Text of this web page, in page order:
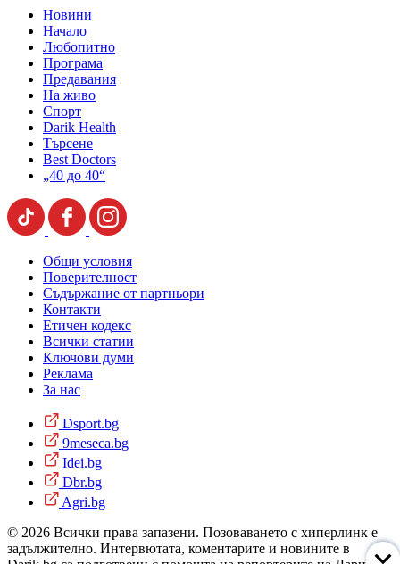
Новини
Начало
Любопитно
Програма
Предавания
На живо
Спорт
Darik Health
Търсене
Best Doctors
„40 до 40“
Общи условия
Поверителност
Съдържание от партньори
Контакти
Етичен кодекс
Всички статии
Ключови думи
Реклама
За нас
Dsport.bg
9meseca.bg
Idei.bg
Dbr.bg
Agri.bg
© 2026 Всички права запазени. Позоваването с хиперлинк е
задължително. Интервютата, коментарите и новините в